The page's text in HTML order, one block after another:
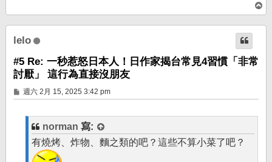
頂
端
lelo
#5 Re: 一秒惹怒日本人！日作家揭台常見4習慣「非常
討厭」 這行為直接沒朋友
文
章
週六 2月 15, 2025 3:42 pm
norman 寫:
有燒烤、炸物、麵之類的吧？這些不算小菜了吧？